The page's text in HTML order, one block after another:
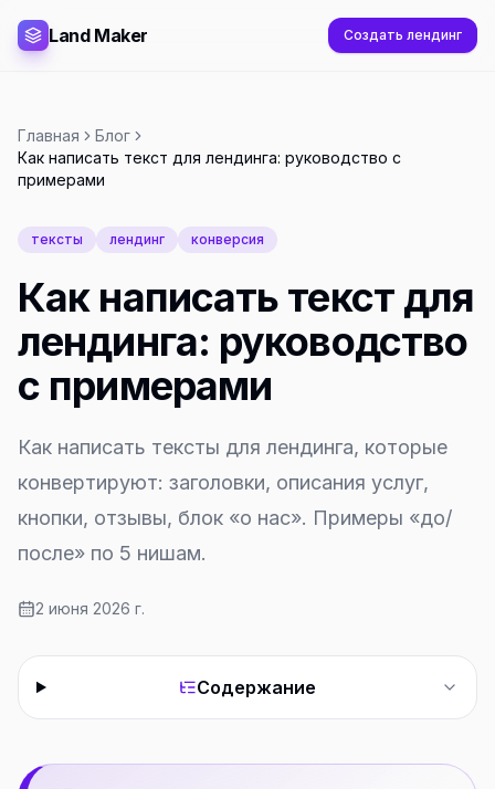
Land Maker Создать лендинг
Главная
Блог
Как написать текст для лендинга: руководство с
примерами
тексты лендинг конверсия
Как написать текст для
лендинга: руководство
с примерами
Как написать тексты для лендинга, которые
конвертируют: заголовки, описания услуг,
кнопки, отзывы, блок «о нас». Примеры «до/
после» по 5 нишам.
2 июня 2026 г.
Содержание